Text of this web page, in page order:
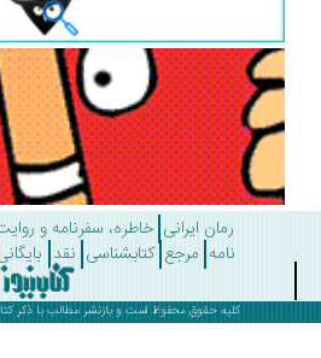
رمان ایرانی خاطره، سفرنامه و روایت
مرجع کتابشناسی نقد بایگانی
کلیه حقوق محفوظ است و بازنشر مطالب با ذکرکتاب نیوزو